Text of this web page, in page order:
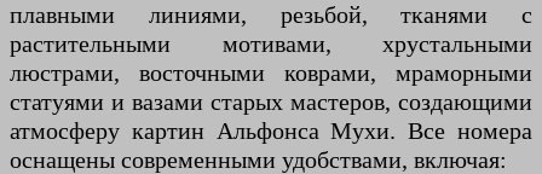
плавными линиями, резьбой, тканями с
растительными мотивами, хрустальными
люстрами, восточными коврами, мраморными
статуями и вазами старых мастеров, создающими
атмосферу картин Альфонса Мухи. Все номера
оснащены современными удобствами, включая: